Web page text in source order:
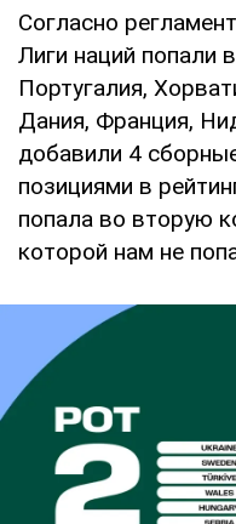
Согласно
Лиги наций попали
Португалия,
Дания, Франция,
добавили 4
позициями в
попала во вторую
которой нам не